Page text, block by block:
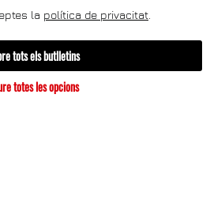
la política de privacitat
tots els butlletins
totes les opcions